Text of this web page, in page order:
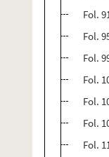
Fol.
Fol.
Fol.
Fol.
Fol.
Fol.
Fol.